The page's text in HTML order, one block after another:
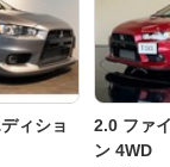
ィショ
2.0 ファ
ン 4WD